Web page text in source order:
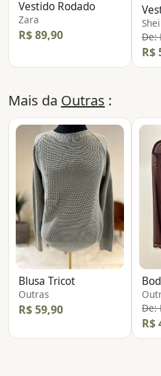
Vestido Rodado
Zara
R$ 89,90
De:
R$
Mais da Outras :
Blusa Tricot
Outras
R$ 59,90
De:
R$